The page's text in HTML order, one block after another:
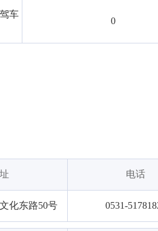
车
0
电话
化东路50号 0531-